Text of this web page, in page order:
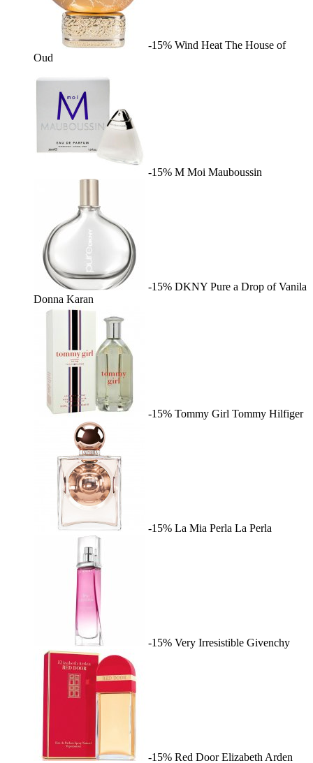
-15% Wind Heat The House of
Oud
-15% M Moi Mauboussin
-15% DKNY Pure a Drop of Vanila
Donna Karan
-15% Tommy Girl Tommy Hilfiger
-15% La Mia Perla La Perla
-15% Very Irresistible Givenchy
-15% Red Door Elizabeth Arden